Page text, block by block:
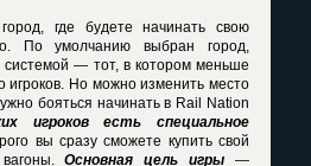
где будете начинать свою
По умолчанию выбран город,
системой — тот, в котором меньше
игроков. Но можно изменить место
бояться начинать в Rail Nation
игроков есть специальное
вы сразу сможете купить свой
вагоны.Основная цель игры —